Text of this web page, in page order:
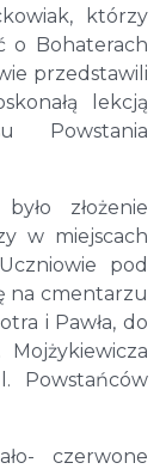
którzy
o Bohaterach
przedstawili
lekcją
Powstania
złożenie
w miejscach
pod
na cmentarzu
i Pawła, do
Powstańców
czerwone